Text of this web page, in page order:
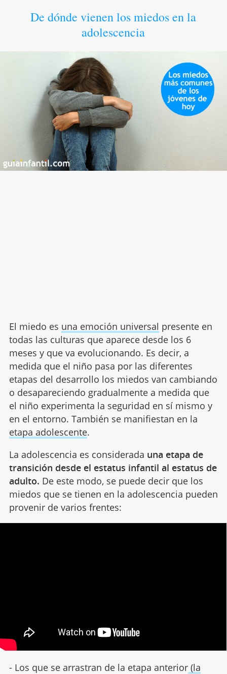
De dónde vienen los miedos en la
adolescencia
El miedo es una emoción universal presente en
todas las culturas que aparece desde los 6
meses y que va evolucionando. Es decir, a
medida que el niño pasa por las diferentes
etapas del desarrollo los miedos van cambiando
o desapareciendo gradualmente a medida que
el niño experimenta la seguridad en sí mismo y
en el entorno. También se manifiestan en la
etapa adolescente.
La adolescencia es considerada una etapa de
transición desde el estatus infantil al estatus de
adulto. De este modo, se puede decir que los
miedos que se tienen en la adolescencia pueden
provenir de varios frentes:
- Los que se arrastran de la etapa anterior(la